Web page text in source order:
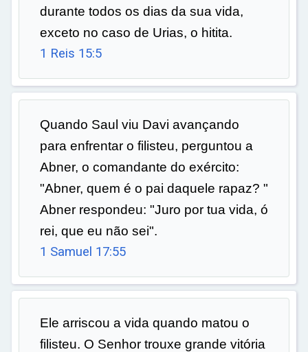
durante todos os dias da sua vida,
exceto no caso de Urias, o hitita.
1 Reis 15:5
Quando Saul viu Davi avançando
para enfrentar o filisteu, perguntou a
Abner, o comandante do exército:
"Abner, quem é o pai daquele rapaz? "
Abner respondeu: "Juro por tua vida, ó
rei, que eu não sei".
1 Samuel 17:55
Ele arriscou a vida quando matou o
filisteu. O Senhor trouxe grande vitória